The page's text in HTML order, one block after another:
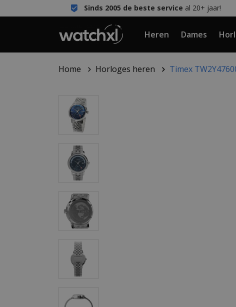
Sinds 2005 de beste service al 20+ jaar!
Heren Dames
Home Horloges heren Timex